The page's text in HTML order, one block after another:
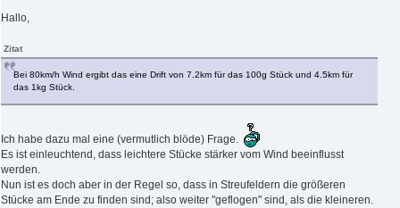
Hallo,
Zitat
Bei 80km/h Wind ergibt das eine Drift von 7.2km für das 100g Stück und 4.5km für
das 1kg Stück.
Ich habe dazu mal eine (vermutlich blöde) Frage.
Es ist einleuchtend, dass leichtere Stücke stärker vom Wind beeinflusst
werden.
Nun ist es doch aber in der Regel so, dass in Streufeldern die größeren
Stücke am Ende zu finden sind; also weiter "geflogen" sind, als die kleineren.